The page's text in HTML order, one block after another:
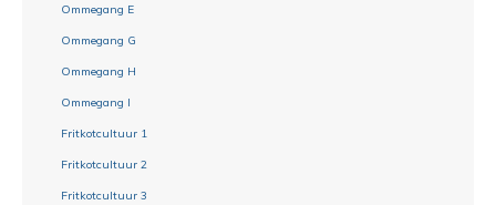
Ommegang E
Ommegang G
Ommegang H
Ommegang I
Fritkotcultuur 1
Fritkotcultuur 2
Fritkotcultuur 3